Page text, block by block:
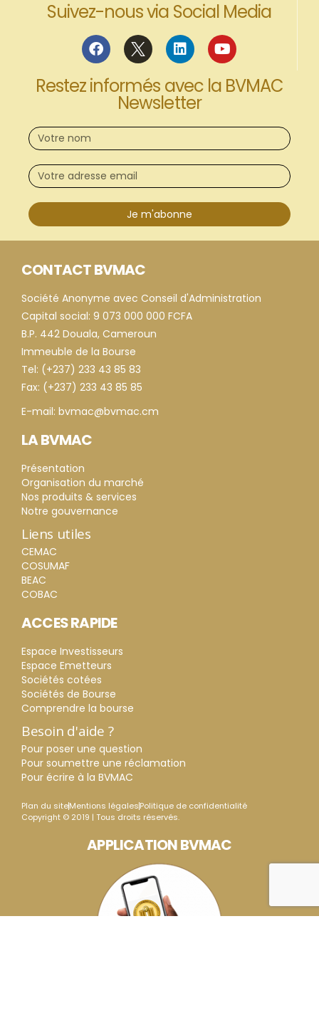
Suivez-nous via Social Media
Restez informés avec la BVMAC
Newsletter
Je m'abonne
CONTACT BVMAC
Société Anonyme avec Conseil d'Administration
Capital social: 9 073 000 000 FCFA
B.P. 442 Douala, Cameroun
Immeuble de la Bourse
Tel: (+237) 233 43 85 83
Fax: (+237) 233 43 85 85
E-mail: bvmac@bvmac.cm
LA BVMAC
Présentation
Organisation du marché
Nos produits & services
Notre gouvernance
Liens utiles
CEMAC
COSUMAF
BEAC
COBAC
ACCES RAPIDE
Espace Investisseurs
Espace Emetteurs
Sociétés cotées
Sociétés de Bourse
Comprendre la bourse
Besoin d'aide ?
Pour poser une question
Pour soumettre une réclamation
Pour écrire à la BVMAC
Plan du siteMentions légalesPolitique de confidentialité
Copyright © 2019 | Tous droits réservés.
APPLICATION BVMAC